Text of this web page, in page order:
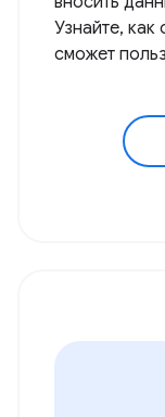
Узнайте,
сможет